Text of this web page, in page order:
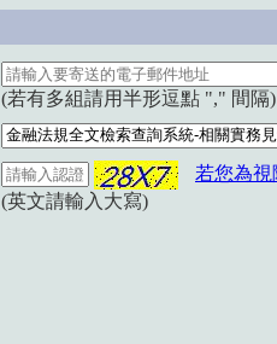
(若有多組請用半形逗點 "," 間隔)
若您為
(英文請輸入大寫)